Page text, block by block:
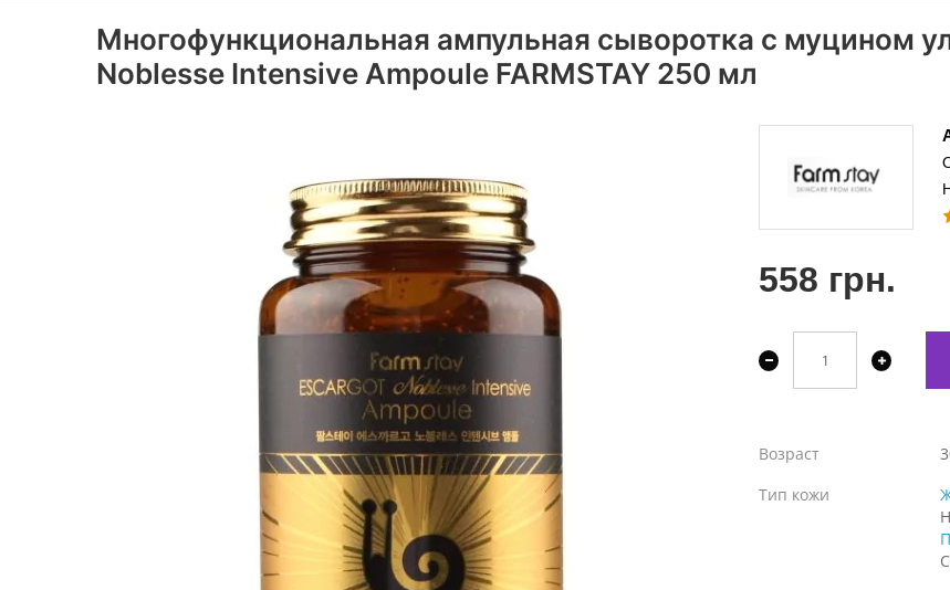
Многофункциональная ампульная сыворотка с муцином
Noblesse Intensive Ampoule FARMSTAY 250 мл
558 грн.
Возраст
Тип кожи